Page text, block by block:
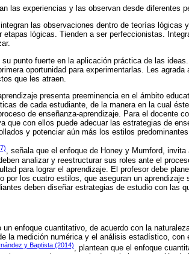
las experiencias y las observan desde diferentes
las observaciones dentro de teorías lógicas
etapas lógicas. Tienden a ser perfeccionistas.
punto fuerte en la aplicación práctica de las
oportunidad para experimentarlas. Les
que les atraen.
presenta preeminencia en el ámbito
de cada estudiante, de la manera en la cual
de enseñanza-aprendizaje. Para el docente
que con ellos puede adecuar las estrategias de
y potenciar aún más los estilos
, señala que el enfoque de Honey y Mumford,
analizar y reestructurar sus roles ante el
para lograr el aprendizaje. El profesor debe
por los cuatro estilos, que aseguran un
deben diseñar estrategias de estudio con las
un enfoque cuantitativo, de acuerdo con la
la medición numérica y el análisis estadístico,
y Baptista (2014), plantean que el enfoque